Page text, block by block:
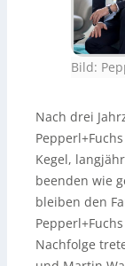
Bild:
Nach drei
Kegel,
beenden wie
bleiben den
Nachfolge